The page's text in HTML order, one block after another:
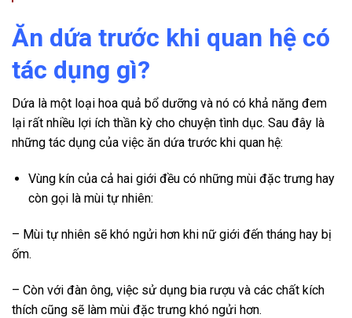
Ăn dứa trước khi quan hệ có
tác dụng gì?
Dứa là một loại hoa quả bổ dưỡng và nó có khả năng đem
lại rất nhiều lợi ích thần kỳ cho chuyện tình dục. Sau đây là
những tác dụng của việc ăn dứa trước khi quan hệ:
Vùng kín của cả hai giới đều có những mùi đặc trưng hay
còn gọi là mùi tự nhiên:
– Mùi tự nhiên sẽ khó ngửi hơn khi nữ giới đến tháng hay bị
ốm.
– Còn với đàn ông, việc sử dụng bia rượu và các chất kích
thích cũng sẽ làm mùi đặc trưng khó ngửi hơn.